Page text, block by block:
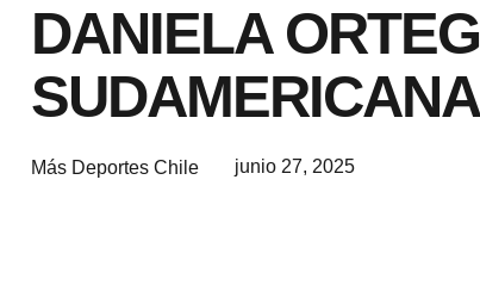
DANIELA
Más Deportes Chile junio 27, 2025